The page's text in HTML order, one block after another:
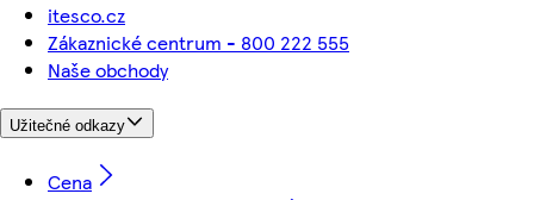
itesco.cz
Zákaznické centrum - 800 222 555
Naše obchody
Užitečné odkazy
Cena